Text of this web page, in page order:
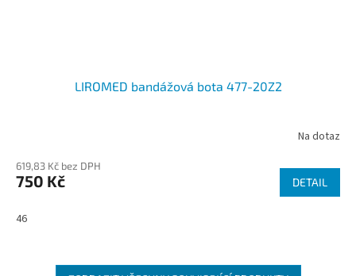
LIROMED bandážová bota 477-20Z2
Na dotaz
619,83 Kč bez DPH
750 Kč DETAIL
46